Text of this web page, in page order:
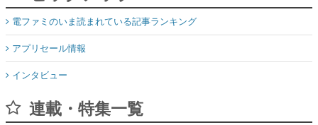
インタビュー
連載・特集一覧
くの人々に読まれた、電ファミ渾身の“殿堂入り”記事をまとめま
した。